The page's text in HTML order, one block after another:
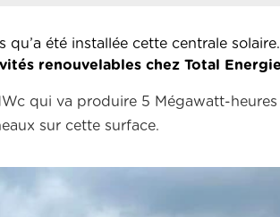
qu’a été installée cette centrale
renouvelables chez Total
qui va produire 5 Mégawatt-
sur cette surface.